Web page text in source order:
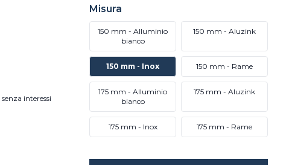
senza interessi
Misura
150 mm - Alluminio
bianco
150 mm - Aluzink
150 mm - Inox 150 mm - Rame
175 mm - Alluminio
bianco
175 mm - Aluzink
175 mm - Inox 175 mm - Rame